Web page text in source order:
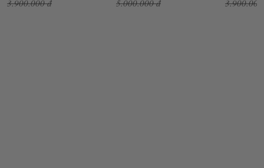
Trắng Size 40
3.900.000 đ 5.000.000 đ
Trắng